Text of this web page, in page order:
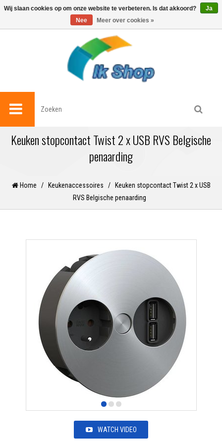
0
Keuken stopcontact Twist 2 x USB RVS Belgische
penaarding
Home / Keukenaccessoires /
Keuken stopcontact Twist 2 x USB
RVS Belgische penaarding
WATCH VIDEO
Wij slaan cookies op om onze website te verbeteren. Is dat akkoord?
Ja
Nee
Meer over cookies »